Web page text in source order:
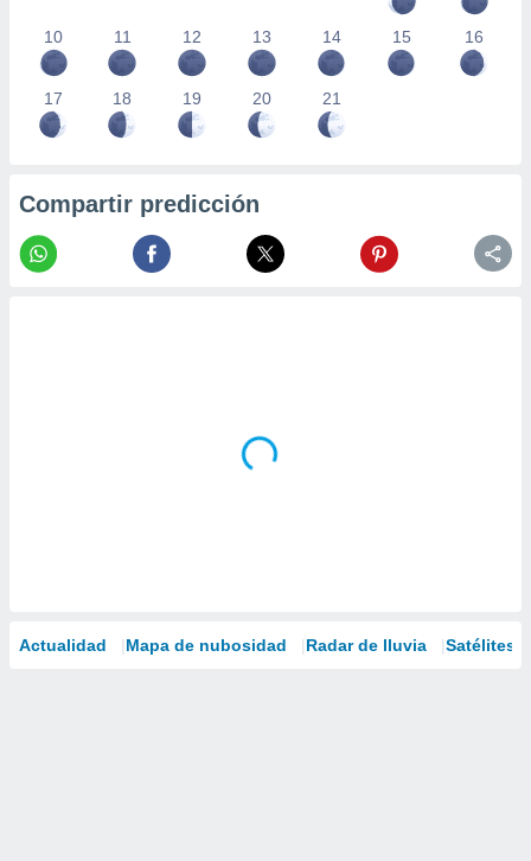
10 11 12 13 14 15 16
17 18 19 20 21
Compartir predicción
Actualidad Mapa de nubosidad Radar de lluvia Satélites